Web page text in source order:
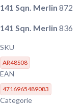
141 Sqn. Merlin 872
141 Sqn. Merlin 836
SKU
AR48S08
EAN
4716965489083
Categorie